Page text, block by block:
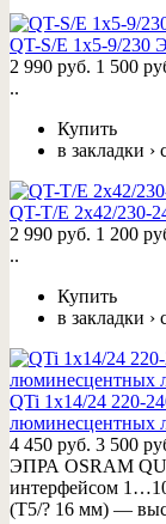
QT-S/E 1х5-9/230
2 990 руб. 1 500
..
Купить
в закладки ›
QT-T/E 2x42/230-
2 990 руб. 1 200
..
Купить
в закладки ›
QTi 1x14/24 220-
люминесцентных
4 450 руб. 3 500
ЭПРА OSRAM
интерфейсом
(T5/? 16 мм) —